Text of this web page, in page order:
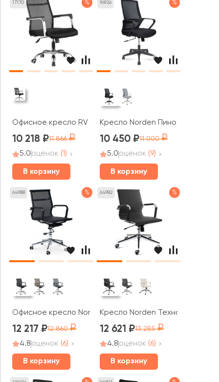
17170 %
Офисное кресло RV ЧЕЙР Нет / Net (706E)
10 218 11 866
5.0оценок (1)
В корзину
96926 %
Кресло Norden Пино / Pino
10 450 11 000
5.0оценок (9)
В корзину
64988 %
Офисное кресло Norden Хельмут LB
12 217 12 860
4.8оценок (6)
В корзину
64982 %
Кресло Norden Техно LB
12 621 13 285
4.8оценок (6)
В корзину